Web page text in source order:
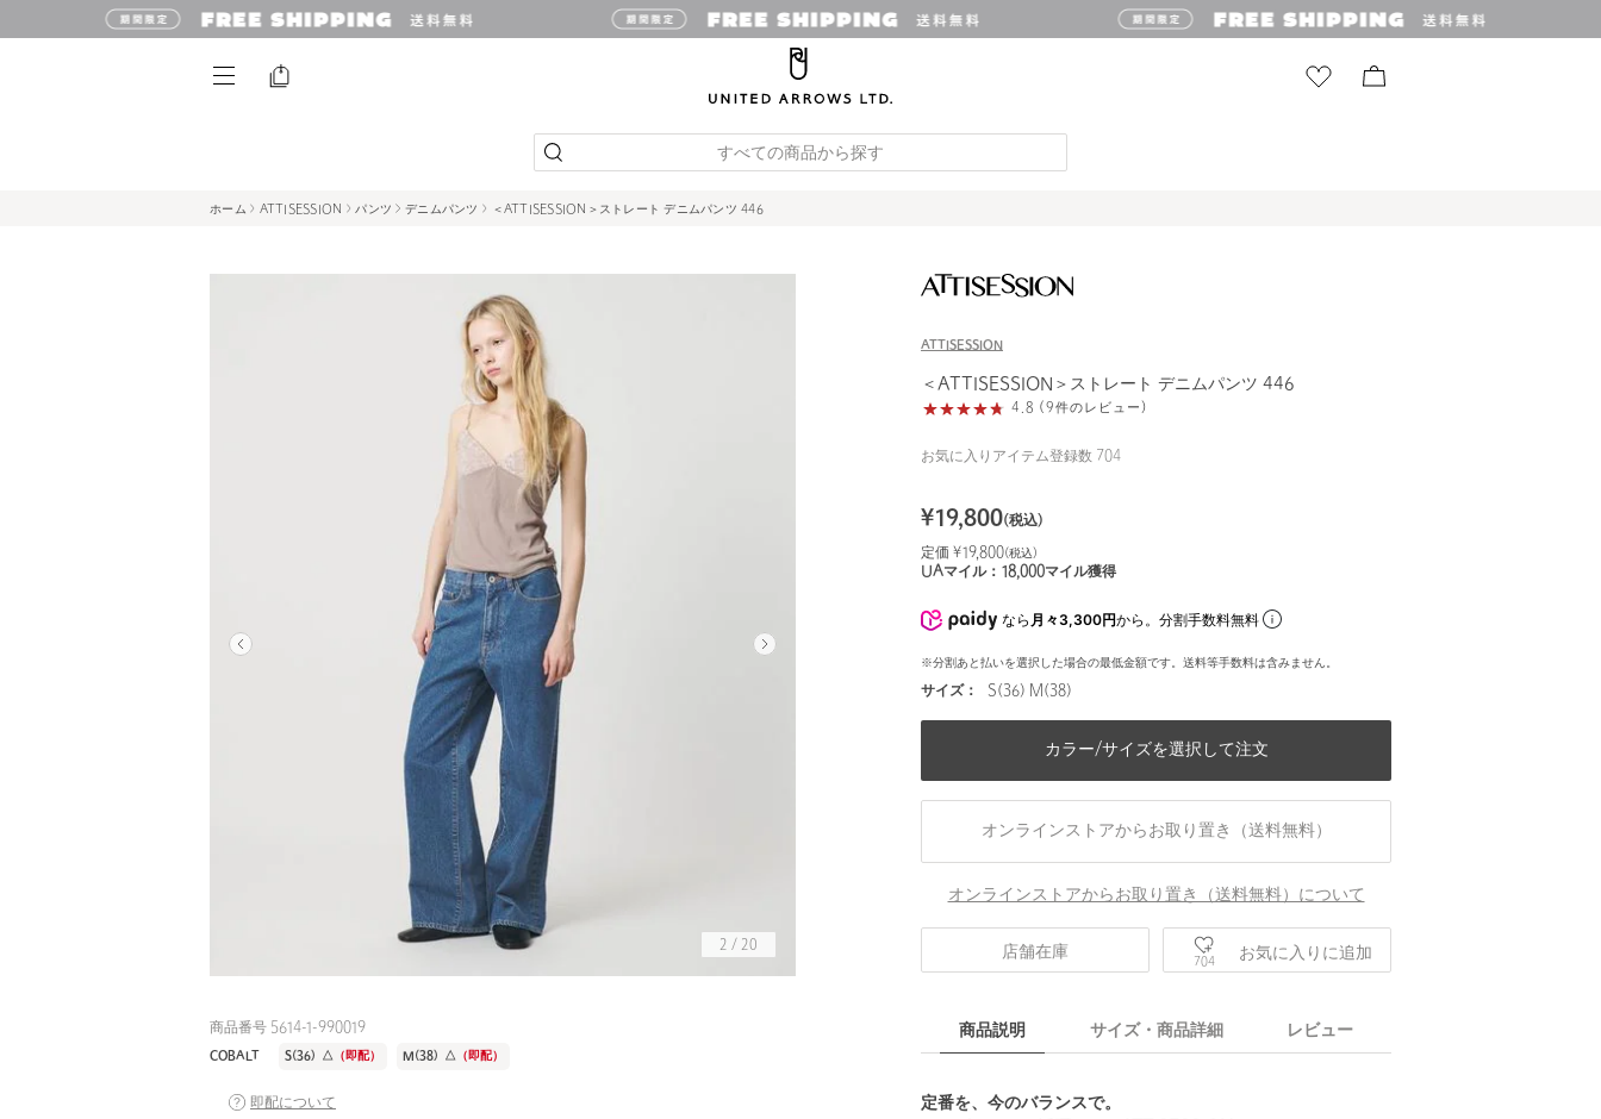
すべての商品から探す
ホーム ATTISESSION パンツ デニムパンツ ＜ATTISESSION＞ストレート デニムパンツ 446
2 / 20
商品番号 5614-1-990019
COBALT S(36) △ （即配） M(38) △ （即配）
即配について
ATTISESSION
＜ATTISESSION＞ストレート デニムパンツ 446
4.8 (9件のレビュー)
お気に入りアイテム登録数 704
¥19,800(税込)
定価 ¥19,800(税込)
UAマイル： 18,000マイル獲得
なら 月々3,300円から。分割手数料無料
※分割あと払いを選択した場合の最低金額です。送料等手数料は含みません。
サイズ： S(36) M(38)
カラー/サイズを選択して注文
オンラインストアからお取り置き（送料無料）
オンラインストアからお取り置き（送料無料）について
店舗在庫
704 お気に入りに追加
商品説明 サイズ・商品詳細 レビュー
定番を、今のバランスで。